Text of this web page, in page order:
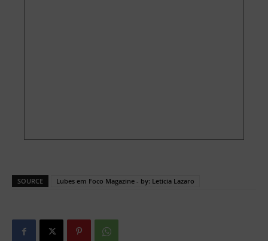
SOURCE Lubes em Foco Magazine - by: Leticia Lazaro